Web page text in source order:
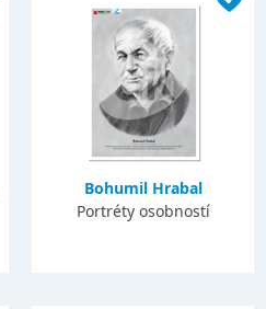
Bohumil Hrabal
Portréty osobností